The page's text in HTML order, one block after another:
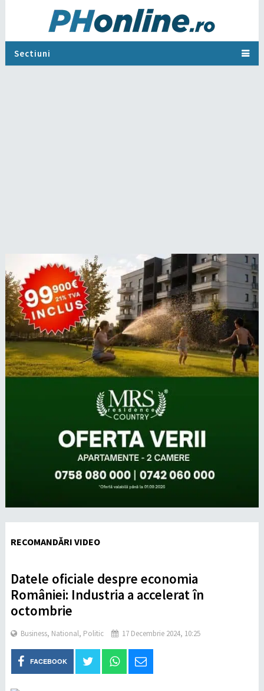
Sectiuni
RECOMANDĂRI VIDEO
Datele oficiale despre economia
României: Industria a accelerat în
octombrie
Business, National, Politic 17 Decembrie 2024, 10:25
FACEBOOK